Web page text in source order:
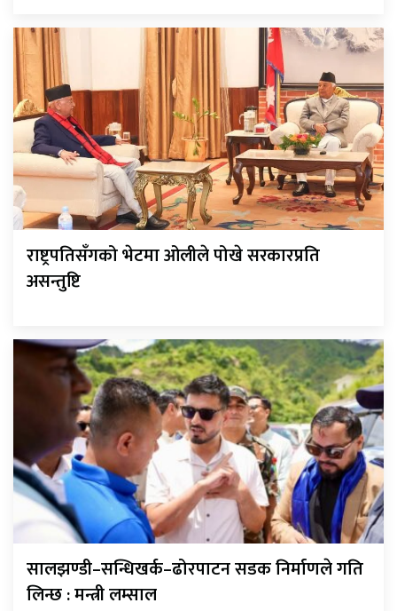
राष्ट्रपतिसँगको भेटमा ओलीले पोखे सरकारप्रति
असन्तुष्टि
सालझण्डी–सन्धिखर्क–ढोरपाटन सडक निर्माणले गति
लिन्छ : मन्त्री लम्साल